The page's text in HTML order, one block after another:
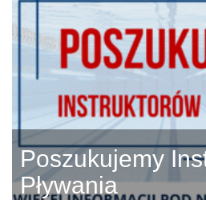
Poszukujemy
Pływania